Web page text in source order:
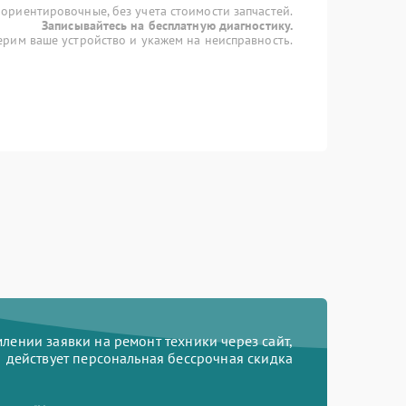
без учета стоимости запчастей.
Записывайтесь на бесплатную диагностику.
ваше устройство и укажем на неисправность.
заявки на ремонт техники через сайт,
действует персональная бессрочная скидка